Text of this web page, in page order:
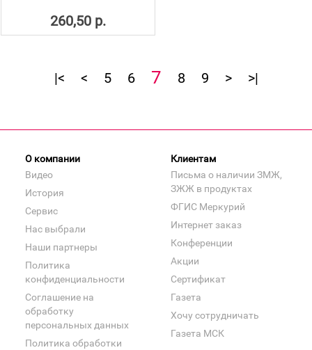
260,50 р.
|< < 5 6 7 8 9 > >|
О компании
Видео
История
Сервис
Нас выбрали
Наши партнеры
Политика
конфиденциальности
Соглашение на
обработку
персональных данных
Политика обработки
Клиентам
Письма о наличии ЗМЖ,
ЗЖЖ в продуктах
ФГИС Меркурий
Интернет заказ
Конференции
Акции
Сертификат
Газета
Хочу сотрудничать
Газета МСК